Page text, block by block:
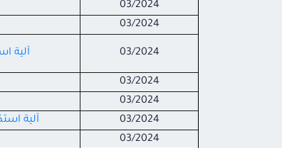
03/2024
03/2024
03/2024 آلية
03/2024
03/2024
03/2024
آلية
03/2024